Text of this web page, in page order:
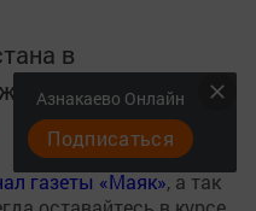
в
MАХ:
газеты «Маяк», а так
Азнакаево Онлайн
Подписаться